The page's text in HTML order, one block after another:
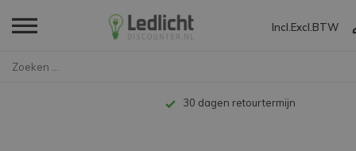
Incl. Excl. BTW